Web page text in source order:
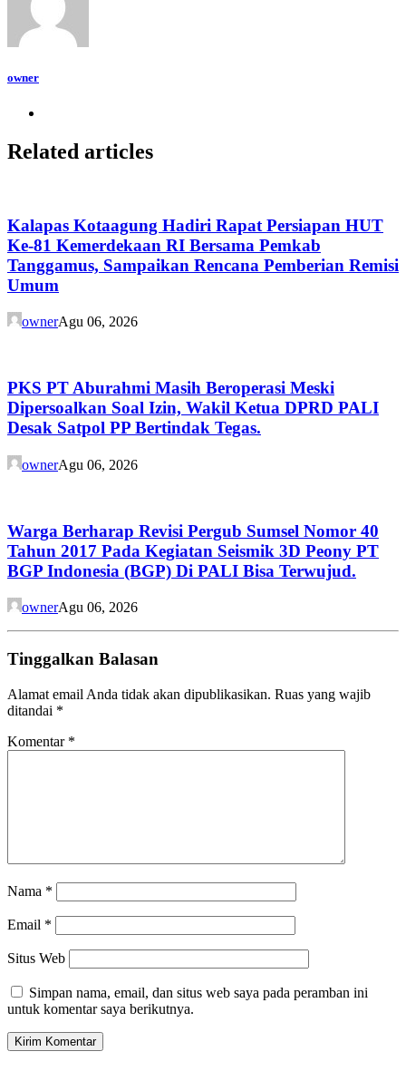
owner
Related articles
Kalapas Kotaagung Hadiri Rapat Persiapan HUT
Ke-81 Kemerdekaan RI Bersama Pemkab
Tanggamus, Sampaikan Rencana Pemberian Remisi
Umum
ownerAgu 06, 2026
PKS PT Aburahmi Masih Beroperasi Meski
Dipersoalkan Soal Izin, Wakil Ketua DPRD PALI
Desak Satpol PP Bertindak Tegas.
ownerAgu 06, 2026
Warga Berharap Revisi Pergub Sumsel Nomor 40
Tahun 2017 Pada Kegiatan Seismik 3D Peony PT
BGP Indonesia (BGP) Di PALI Bisa Terwujud.
ownerAgu 06, 2026
Tinggalkan Balasan
Alamat email Anda tidak akan dipublikasikan. Ruas yang wajib
ditandai *
Komentar *
Nama *
Email *
Situs Web
Simpan nama, email, dan situs web saya pada peramban ini
untuk komentar saya berikutnya.